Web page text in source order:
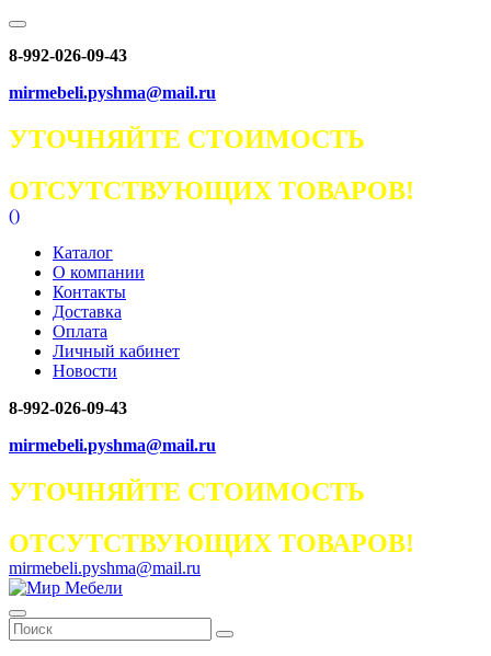
8-992-026-09-43
mirmebeli.pyshma@mail.ru
УТОЧНЯЙТЕ СТОИМОСТЬ
ОТСУТСТВУЮЩИХ ТОВАРОВ!
()
Каталог
О компании
Контакты
Доставка
Оплата
Личный кабинет
Новости
8-992-026-09-43
mirmebeli.pyshma@mail.ru
УТОЧНЯЙТЕ СТОИМОСТЬ
ОТСУТСТВУЮЩИХ ТОВАРОВ!
mirmebeli.pyshma@mail.ru